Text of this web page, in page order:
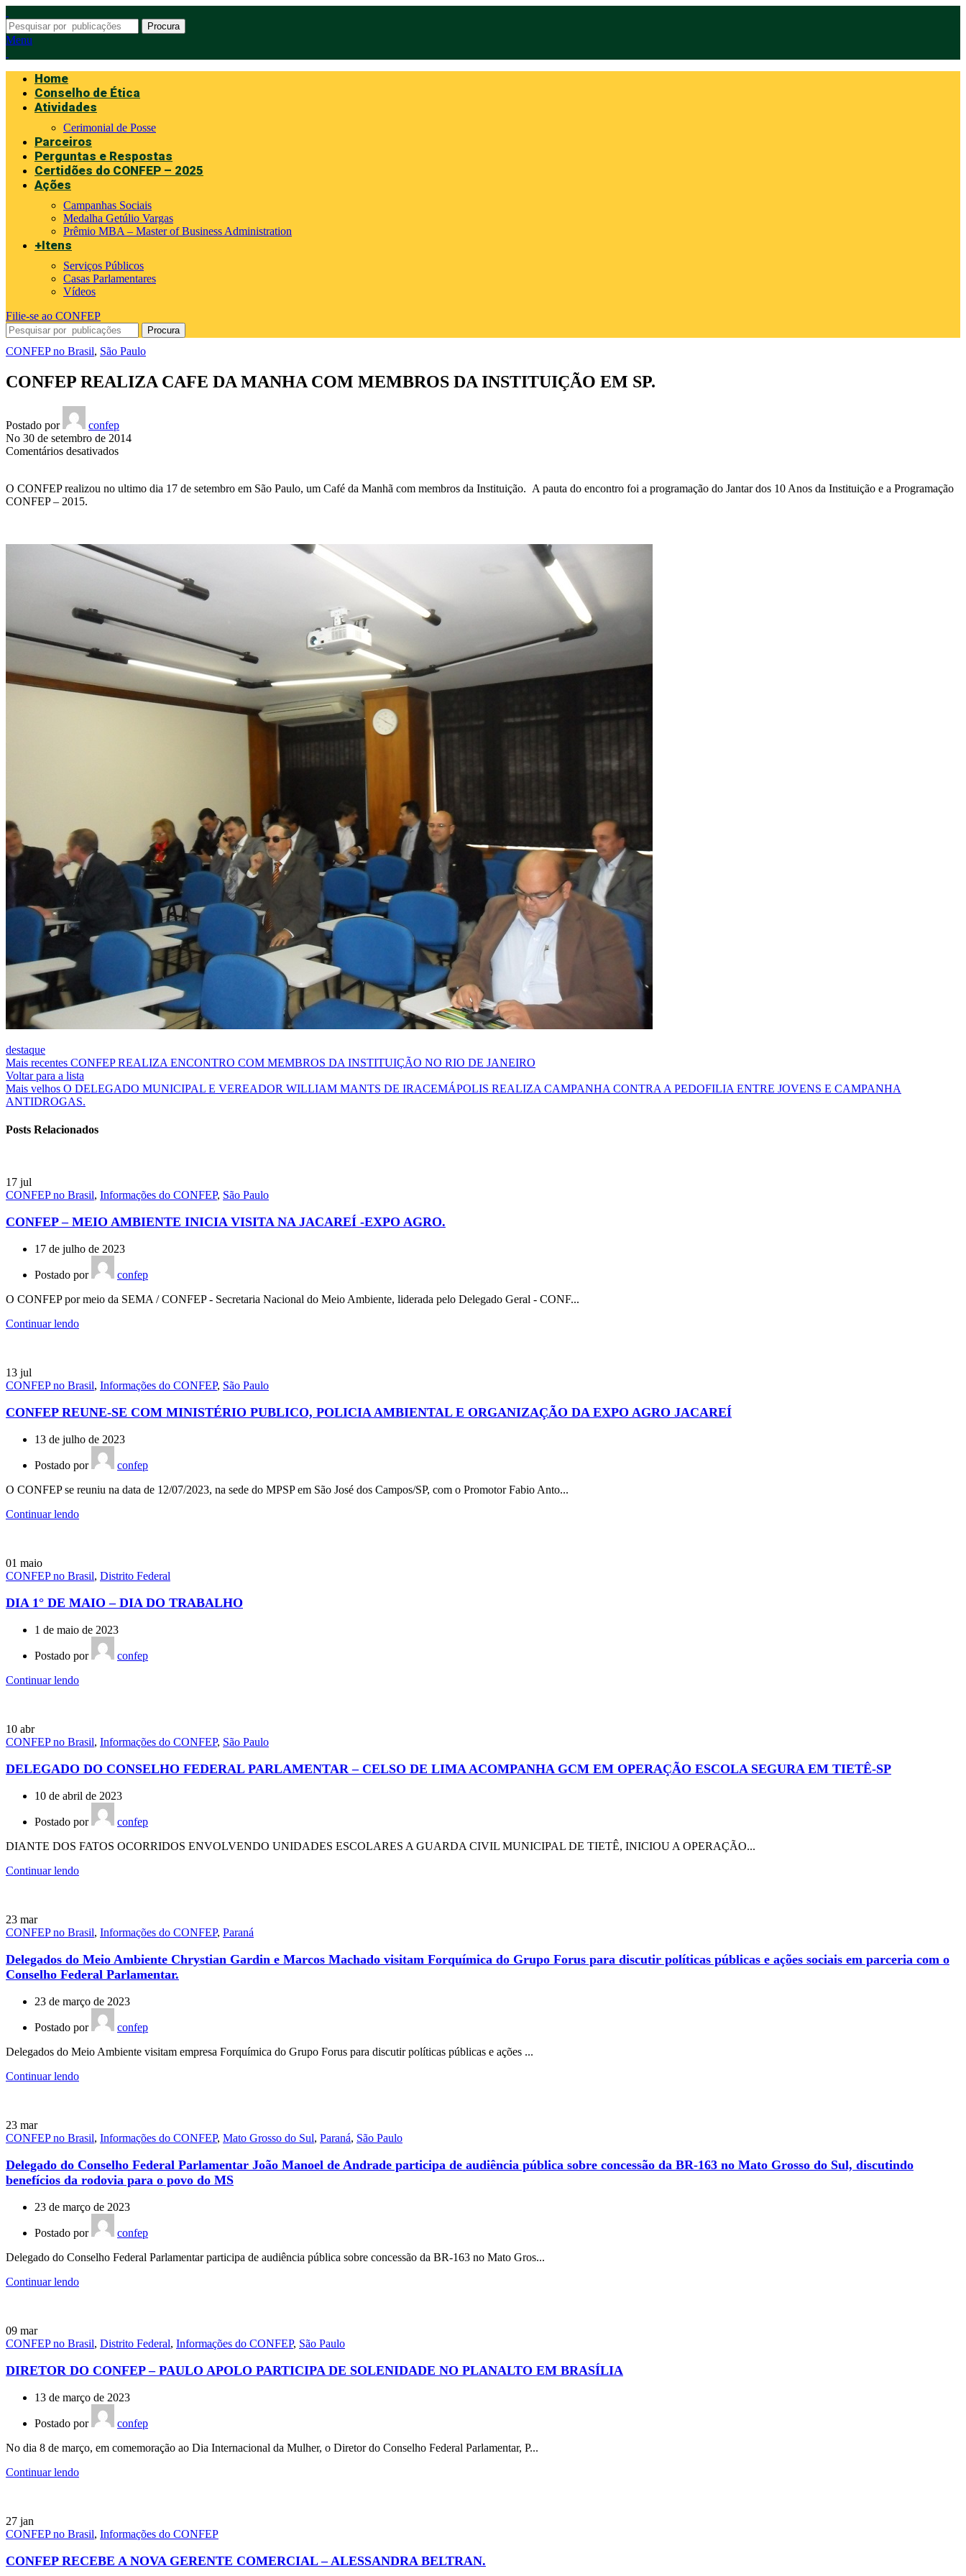
Procura
Menu
Home
Conselho de Ética
Atividades
Cerimonial de Posse
Parceiros
Perguntas e Respostas
Certidões do CONFEP – 2025
Ações
Campanhas Sociais
Medalha Getúlio Vargas
Prêmio MBA – Master of Business Administration
+Itens
Serviços Públicos
Casas Parlamentares
Vídeos
Filie-se ao CONFEP
Procura
CONFEP no Brasil, São Paulo
CONFEP REALIZA CAFE DA MANHA COM MEMBROS DA INSTITUIÇÃO EM SP.
Postado por
confep
No 30 de setembro de 2014
Comentários desativadosem
CAFE
DA
INSTITUIÇÃO
O CONFEP realizou no ultimo dia 17 de setembro em São Paulo, um Café da Manhã com membros da Instituição. A pauta do encontro foi a programação do Jantar dos 10 Anos da Instituição e a Programação
CONFEP – 2015.
destaque
Mais recentes CONFEP REALIZA ENCONTRO COM MEMBROS DA INSTITUIÇÃO NO RIO DE JANEIRO
Voltar para a lista
Mais velhos O DELEGADO MUNICIPAL E VEREADOR WILLIAM MANTS DE IRACEMÁPOLIS REALIZA CAMPANHA CONTRA A PEDOFILIA ENTRE JOVENS E CAMPANHA
ANTIDROGAS.
Posts Relacionados
17 jul
CONFEP no Brasil, Informações do CONFEP, São Paulo
CONFEP – MEIO AMBIENTE INICIA VISITA NA JACAREÍ -EXPO AGRO.
17 de julho de 2023
Postado por
confep
O CONFEP por meio da SEMA / CONFEP - Secretaria Nacional do Meio Ambiente, liderada pelo Delegado Geral - CONF...
Continuar lendo
13 jul
CONFEP no Brasil, Informações do CONFEP, São Paulo
CONFEP REUNE-SE COM MINISTÉRIO PUBLICO, POLICIA AMBIENTAL E ORGANIZAÇÃO DA EXPO AGRO JACAREÍ
13 de julho de 2023
Postado por
confep
O CONFEP se reuniu na data de 12/07/2023, na sede do MPSP em São José dos Campos/SP, com o Promotor Fabio Anto...
Continuar lendo
01 maio
CONFEP no Brasil, Distrito Federal
DIA 1° DE MAIO – DIA DO TRABALHO
1 de maio de 2023
Postado por
confep
Continuar lendo
10 abr
CONFEP no Brasil, Informações do CONFEP, São Paulo
DELEGADO DO CONSELHO FEDERAL PARLAMENTAR – CELSO DE LIMA ACOMPANHA GCM EM OPERAÇÃO ESCOLA SEGURA EM TIETÊ-SP
10 de abril de 2023
Postado por
confep
DIANTE DOS FATOS OCORRIDOS ENVOLVENDO UNIDADES ESCOLARES A GUARDA CIVIL MUNICIPAL DE TIETÊ, INICIOU A OPERAÇÃO...
Continuar lendo
23 mar
CONFEP no Brasil, Informações do CONFEP, Paraná
Delegados do Meio Ambiente Chrystian Gardin e Marcos Machado visitam Forquímica do Grupo Forus para discutir políticas públicas e ações sociais em parceria com o
Conselho Federal Parlamentar.
23 de março de 2023
Postado por
confep
Delegados do Meio Ambiente visitam empresa Forquímica do Grupo Forus para discutir políticas públicas e ações ...
Continuar lendo
23 mar
CONFEP no Brasil, Informações do CONFEP, Mato Grosso do Sul, Paraná, São Paulo
Delegado do Conselho Federal Parlamentar João Manoel de Andrade participa de audiência pública sobre concessão da BR-163 no Mato Grosso do Sul, discutindo
benefícios da rodovia para o povo do MS
23 de março de 2023
Postado por
confep
Delegado do Conselho Federal Parlamentar participa de audiência pública sobre concessão da BR-163 no Mato Gros...
Continuar lendo
09 mar
CONFEP no Brasil, Distrito Federal, Informações do CONFEP, São Paulo
DIRETOR DO CONFEP – PAULO APOLO PARTICIPA DE SOLENIDADE NO PLANALTO EM BRASÍLIA
13 de março de 2023
Postado por
confep
No dia 8 de março, em comemoração ao Dia Internacional da Mulher, o Diretor do Conselho Federal Parlamentar, P...
Continuar lendo
27 jan
CONFEP no Brasil, Informações do CONFEP
CONFEP RECEBE A NOVA GERENTE COMERCIAL – ALESSANDRA BELTRAN.